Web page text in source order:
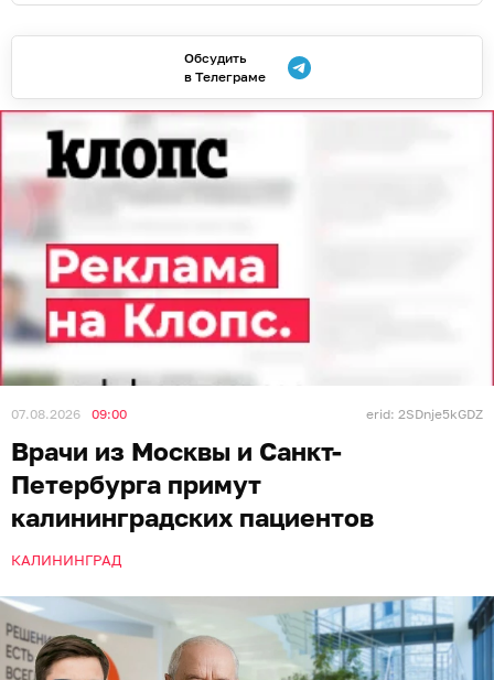
Обсудить
в Телеграме
07.08.2026 09:00 erid: 2SDnje5kGDZ
Врачи из Москвы и Санкт-
Петербурга примут
калининградских пациентов
КАЛИНИНГРАД